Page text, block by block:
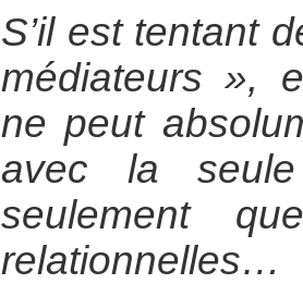
S’il est tentant
médiateurs »,
ne peut
avec la
seulement
relationnelles…